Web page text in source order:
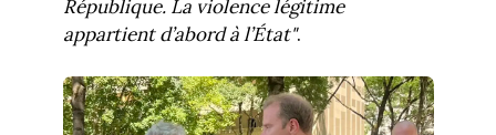
République. La violence légitime
appartient d’abord à l’État".